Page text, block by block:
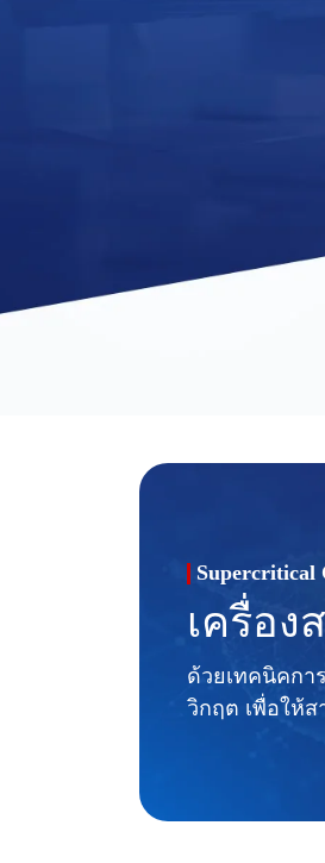
Supercritical
เครื่อ
ด้วยเทคนิคกา
วิกฤต เพื่อให้